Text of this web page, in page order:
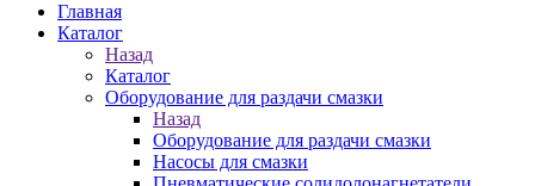
Главная
Каталог
Назад
Каталог
Оборудование для раздачи смазки
Назад
Оборудование для раздачи смазки
Насосы для смазки